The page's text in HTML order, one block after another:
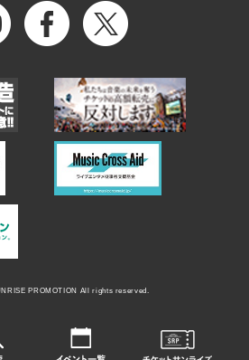
PROMOTION All rights reserved.